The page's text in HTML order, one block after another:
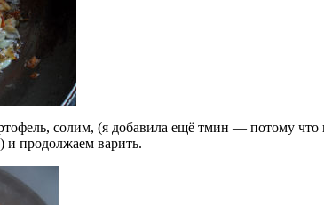
солим, (я добавила ещё тмин — потому
и продолжаем варить.